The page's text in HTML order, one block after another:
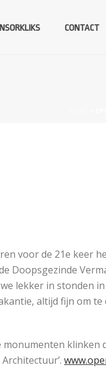
CONTACT
voor de 21e keer
Doopsgezinde
lekker in stonden
altijd fijn om te
klinken